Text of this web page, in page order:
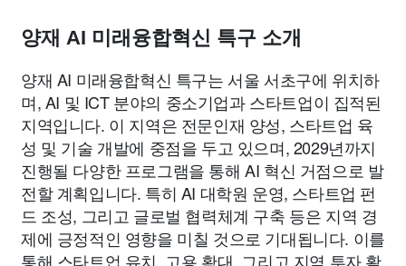
양재 AI 미래융합혁신 특구 소개
양재 AI 미래융합혁신 특구는 서울 서초구에 위치하
며, AI 및 ICT 분야의 중소기업과 스타트업이 집적된
지역입니다. 이 지역은 전문인재 양성, 스타트업 육
성 및 기술 개발에 중점을 두고 있으며, 2029년까지
진행될 다양한 프로그램을 통해 AI 혁신 거점으로 발
전할 계획입니다. 특히 AI 대학원 운영, 스타트업 펀
드 조성, 그리고 글로벌 협력체계 구축 등은 지역 경
제에 긍정적인 영향을 미칠 것으로 기대됩니다. 이를
통해 스타트업 유치, 고용 확대, 그리고 지역 투자 활